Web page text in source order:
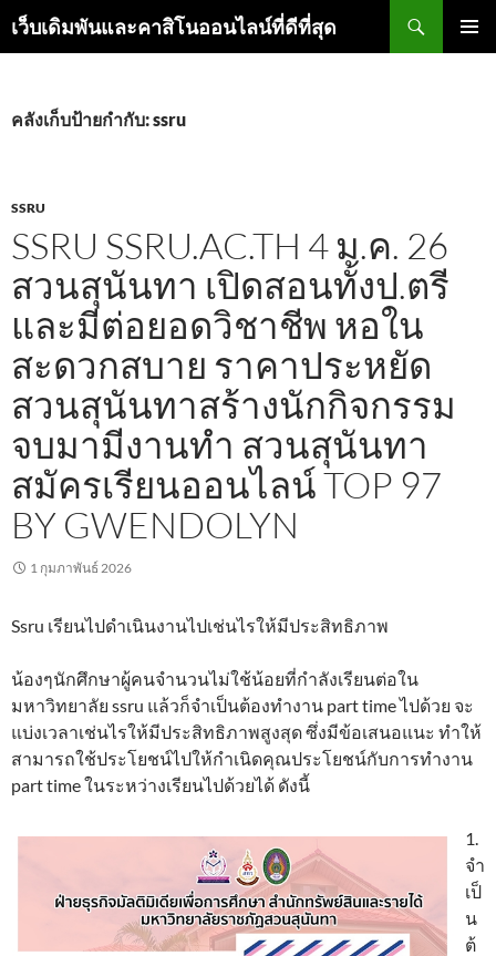
เว็บเดิมพันและคาสิโนออนไลน์ที่ดีที่สุด
ค้นหา
เนื้อหา
คลังเก็บป้ายกำกับ: ssru
SSRU
SSRU SSRU.AC.TH 4 ม.ค. 26
สวนสุนันทา เปิดสอนทั้งป.ตรี
และมีต่อยอดวิชาชีพ หอใน
สะดวกสบาย ราคาประหยัด
สวนสุนันทาสร้างนักกิจกรรม
จบมามีงานทำ สวนสุนันทา
สมัครเรียนออนไลน์ TOP 97
BY GWENDOLYN
1 กุมภาพันธ์ 2026
Ssru เรียนไปดำเนินงานไปเช่นไรให้มีประสิทธิภาพ
น้องๆนักศึกษาผู้คนจำนวนไม่ใช้น้อยที่กำลังเรียนต่อใน
มหาวิทยาลัย ssru แล้วก็จำเป็นต้องทำงาน part time ไปด้วย จะ
แบ่งเวลาเช่นไรให้มีประสิทธิภาพสูงสุด ซึ่งมีข้อเสนอแนะ ทำให้
สามารถใช้ประโยชน์ไปให้กำเนิดคุณประโยชน์กับการทำงาน
part time ในระหว่างเรียนไปด้วยได้ ดังนี้
1.
จำ
เป็
น
ต้